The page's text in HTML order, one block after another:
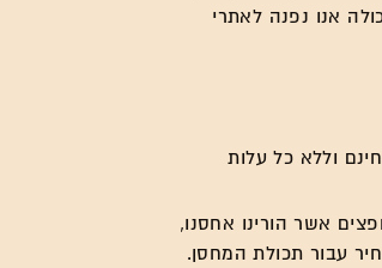
אנו נפנה לאתרי
וללא כל עלות
אשר הורינו אחסנו,
עבור תכולת המחסן.